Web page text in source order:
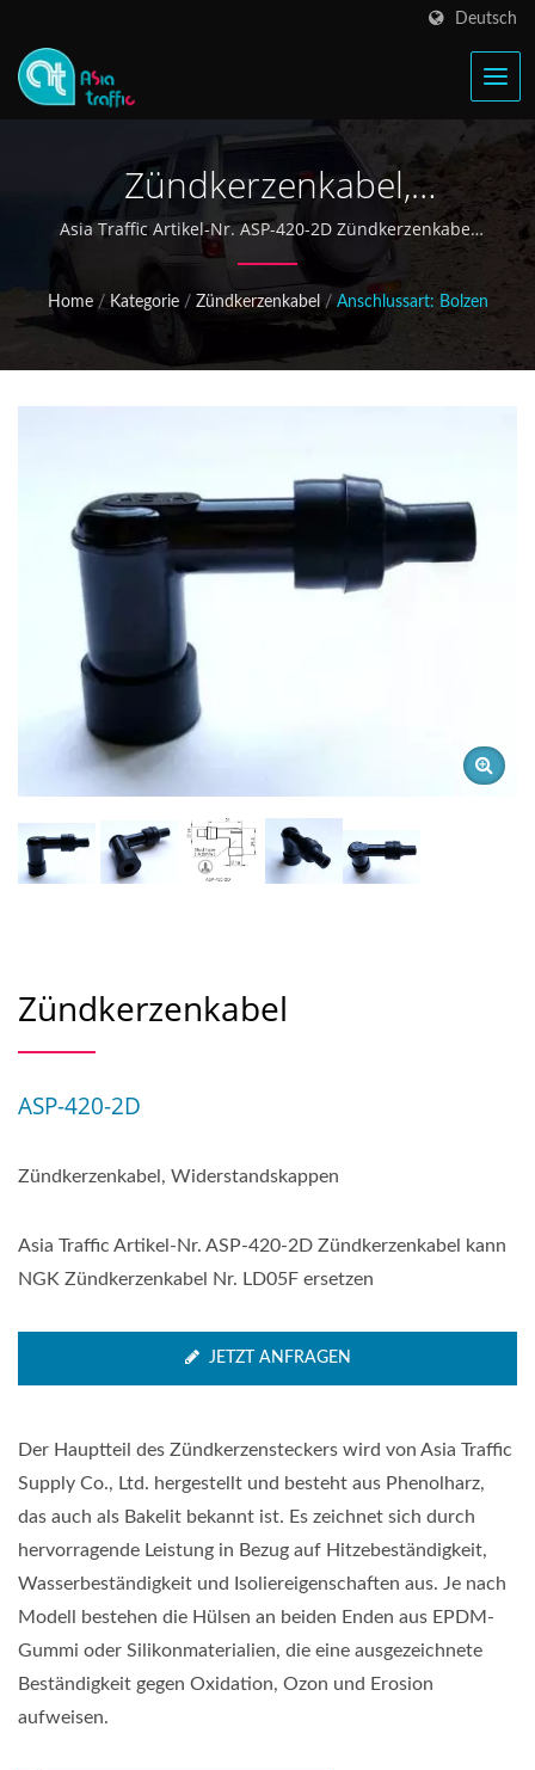
Deutsch
Zündkerzenkabel,
Widerstandskappen
Asia Traffic Artikel-Nr. ASP-420-2D Zündkerzenkabel
kann NGK Zündkerzenkabel Nr. LD05F ersetzen
Home / Kategorie / Zündkerzenkabel / Anschlussart: Bolzen
Zündkerzenkabel
ASP-420-2D
Zündkerzenkabel, Widerstandskappen
Asia Traffic Artikel-Nr. ASP-420-2D Zündkerzenkabel kann
NGK Zündkerzenkabel Nr. LD05F ersetzen
JETZT ANFRAGEN
Der Hauptteil des Zündkerzensteckers wird von Asia Traffic
Supply Co., Ltd. hergestellt und besteht aus Phenolharz,
das auch als Bakelit bekannt ist. Es zeichnet sich durch
hervorragende Leistung in Bezug auf Hitzebeständigkeit,
Wasserbeständigkeit und Isoliereigenschaften aus. Je nach
Modell bestehen die Hülsen an beiden Enden aus EPDM-
Gummi oder Silikonmaterialien, die eine ausgezeichnete
Beständigkeit gegen Oxidation, Ozon und Erosion
aufweisen.